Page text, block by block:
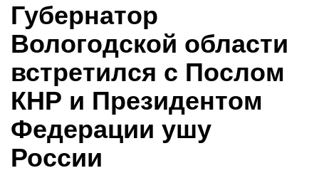
Губернатор
Вологодской области
встретился с Послом
КНР и Президентом
Федерации ушу
России